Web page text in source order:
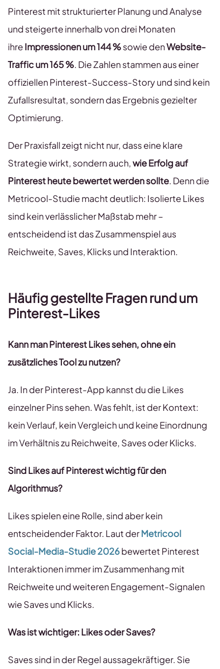
Pinterest mit strukturierter Planung und Analyse
und steigerte innerhalb von drei Monaten
ihre Impressionen um 144 %sowie denWebsite-
Traffic um 165 %. Die Zahlen stammen aus einer
offiziellen Pinterest-Success-Story und sind kein
Zufallsresultat, sondern das Ergebnis gezielter
Optimierung.
Der Praxisfall zeigt nicht nur, dass eine klare
Strategie wirkt, sondern auch,wie Erfolg auf
Pinterest heute bewertet werden sollte. Denn die
Metricool-Studie macht deutlich: Isolierte Likes
sind kein verlässlicher Maßstab mehr –
entscheidend ist das Zusammenspiel aus
Reichweite, Saves, Klicks und Interaktion.
Häufig gestellte Fragen rund um
Pinterest-Likes
Kann man Pinterest Likes sehen, ohne ein
zusätzliches Tool zu nutzen?
Ja. In der Pinterest-App kannst du die Likes
einzelner Pins sehen. Was fehlt, ist der Kontext:
kein Verlauf, kein Vergleich und keine Einordnung
im Verhältnis zu Reichweite, Saves oder Klicks.
Sind Likes auf Pinterest wichtig für den
Algorithmus?
Likes spielen eine Rolle, sind aber kein
entscheidender Faktor. Laut derMetricool
Social-Media-Studie 2026bewertet Pinterest
Interaktionen immer im Zusammenhang mit
Reichweite und weiteren Engagement-Signalen
wie Saves und Klicks.
Was ist wichtiger: Likes oder Saves?
Saves sind in der Regel aussagekräftiger. Sie